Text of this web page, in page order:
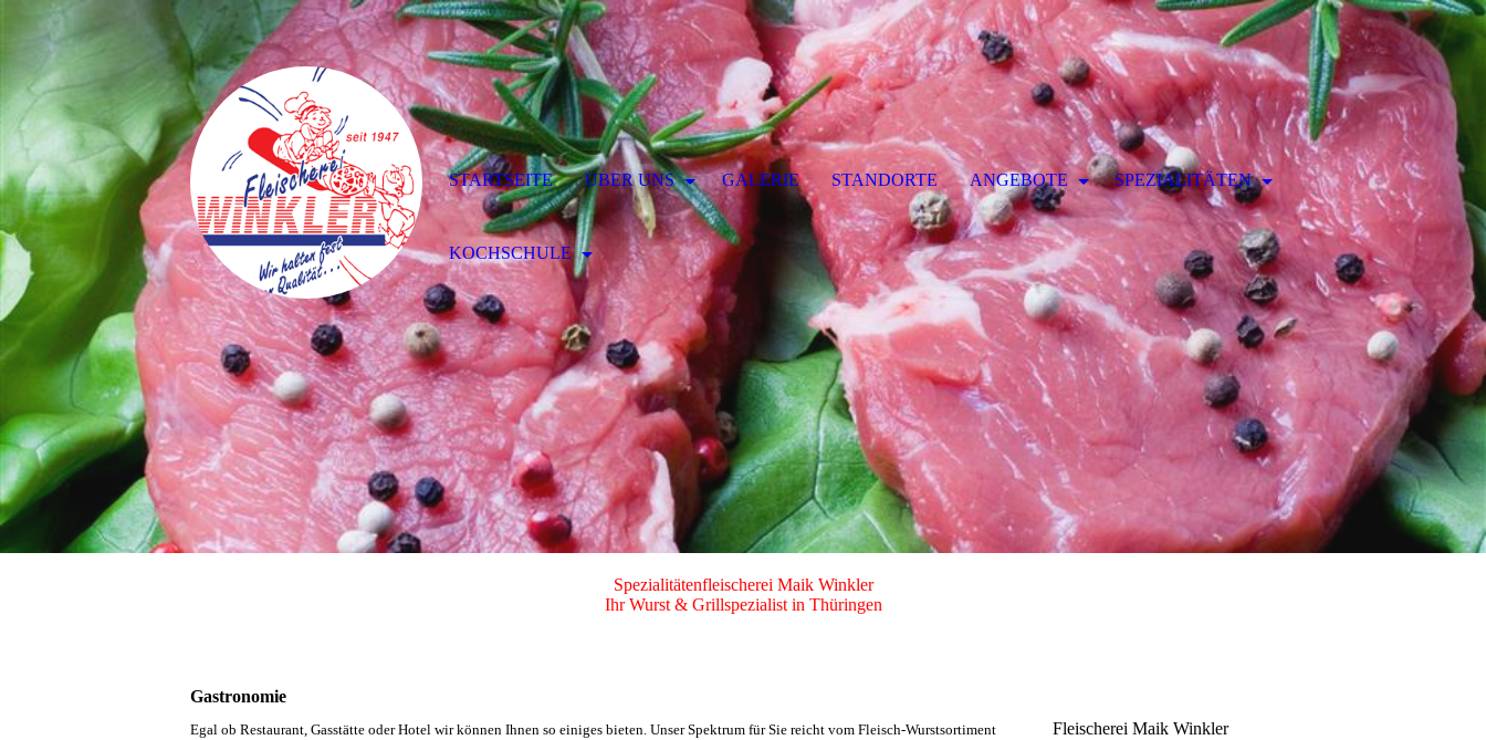
Spezialitätenfleischerei Maik Winkler
Ihr Wurst & Grillspezialist in Thüringen
Gastronomie
Egal ob Restaurant, Gasstätte oder Hotel wir können Ihnen so einiges bieten. Unser Spektrum für Sie reicht vom Fleisch-Wurstsortiment
Fleischerei Maik Winkler
STARTSEITE ÜBER UNS GALERIE STANDORTE ANGEBOTE SPEZIALITÄTEN
KOCHSCHULE